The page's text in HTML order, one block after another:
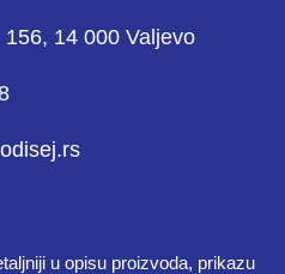
14 000 Valjevo
u opisu proizvoda, prikazu